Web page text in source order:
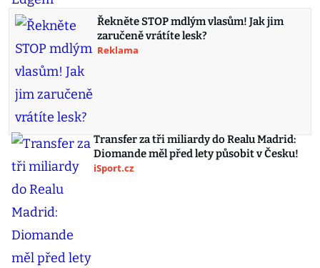
Řekněte STOP mdlým vlasům! Jak jim
zaručeně vrátíte lesk?
Reklama
Transfer za tři miliardy do Realu Madrid:
Diomande měl před lety působit v Česku!
iSport.cz